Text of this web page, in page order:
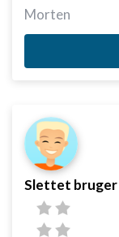
Morten
Slettet bruger